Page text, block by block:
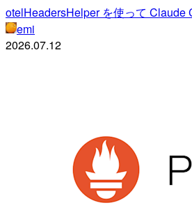
otelHeadersHelper を使って Claude
emi
2026.07.12